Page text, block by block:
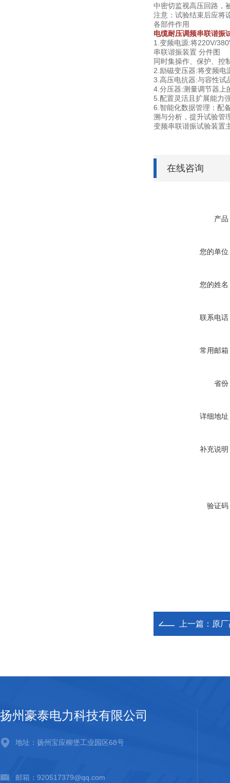
中密切监视高压回路，
注意：试验结束后应将
各部件作用
电缆耐压调频串联谐振
1.变频电源:将220V/
串联谐振装置 分件图
同时集操作、保护、控
2.励磁变压器:将变频电
3.高压电抗器:与容性试
4.分压器:测量调节器上
5.配置灵活且扩展能力
6.智能化数据管理：配
溯与分析，提升试验管
变频串联谐振试验装置
在线咨询
产品
您的单位
您的姓名
联系电话
常用邮箱
省份
详细地址
补充说明
验证码
上一篇： 原
扬州豪泰电力科技有限公司
地址：扬州宝应柳堡工业园区68号
邮箱：920517379@qq.com